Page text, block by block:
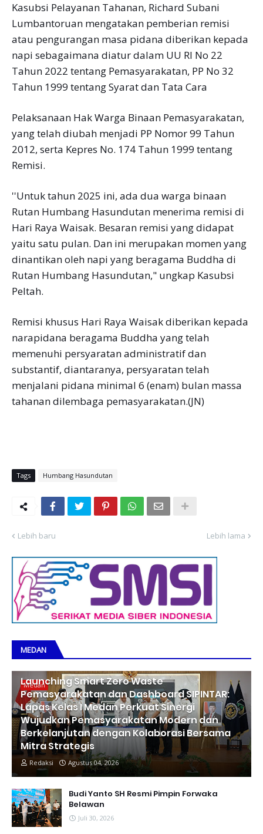
Kasubsi Pelayanan Tahanan, Richard Subani
Lumbantoruan mengatakan pemberian remisi
atau pengurangan masa pidana diberikan kepada
napi sebagaimana diatur dalam UU RI No 22
Tahun 2022 tentang Pemasyarakatan, PP No 32
Tahun 1999 tentang Syarat dan Tata Cara
Pelaksanaan Hak Warga Binaan Pemasyarakatan,
yang telah diubah menjadi PP Nomor 99 Tahun
2012, serta Kepres No. 174 Tahun 1999 tentang
Remisi.
''Untuk tahun 2025 ini, ada dua warga binaan
Rutan Humbang Hasundutan menerima remisi di
Hari Raya Waisak. Besaran remisi yang didapat
yaitu satu pulan. Dan ini merupakan momen yang
dinantikan oleh napi yang beragama Buddha di
Rutan Humbang Hasundutan," ungkap Kasubsi
Peltah.
Remisi khusus Hari Raya Waisak diberikan kepada
narapidana beragama Buddha yang telah
memenuhi persyaratan administratif dan
substantif, diantaranya, persyaratan telah
menjalani pidana minimal 6 (enam) bulan massa
tahanan dilembaga pemasyarakatan.(JN)
Tags Humbang Hasundutan
Lebih baru Lebih lama
MEDAN
Medan
Launching Smart Zero Waste
Pemasyarakatan dan Dashboard SIPINTAR:
Lapas Kelas I Medan Perkuat Sinergi
Wujudkan Pemasyarakatan Modern dan
Berkelanjutan dengan Kolaborasi Bersama
Mitra Strategis
Redaksi Agustus 04, 2026
Budi Yanto SH Resmi Pimpin Forwaka
Belawan
Juli 30, 2026